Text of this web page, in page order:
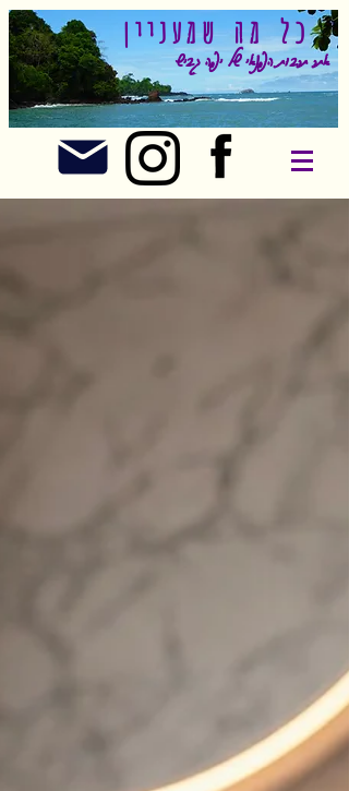
אתר תרבות הפנאי של יפה גביש
כל מה שמעניין